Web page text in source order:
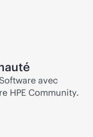
avec
HPE Community.